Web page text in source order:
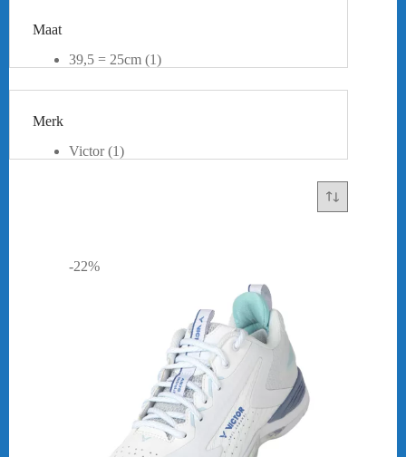
-22%
Maat
39,5 = 25cm (1)
42 = 27cm (1)
Merk
Victor (1)